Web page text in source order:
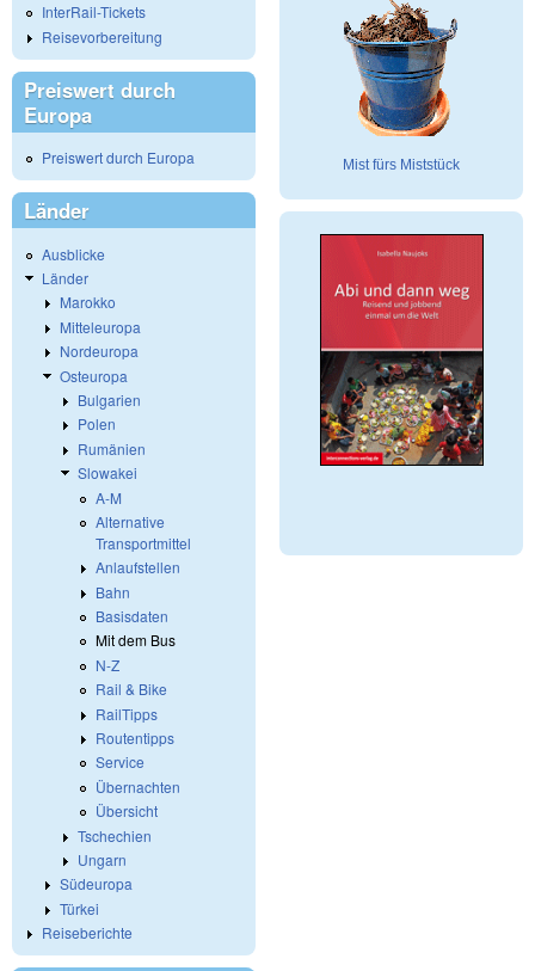
InterRail-Tickets
Reisevorbereitung
Preiswert durch
Europa
Preiswert durch Europa
Länder
Ausblicke
Länder
Marokko
Mitteleuropa
Nordeuropa
Osteuropa
Bulgarien
Polen
Rumänien
Slowakei
A-M
Alternative
Transportmittel
Anlaufstellen
Bahn
Basisdaten
Mit dem Bus
N-Z
Rail & Bike
RailTipps
Routentipps
Service
Übernachten
Übersicht
Tschechien
Ungarn
Südeuropa
Türkei
Reiseberichte
Mist fürs Miststück